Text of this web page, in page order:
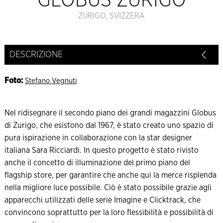
ZURIGO, SVIZZERA
DESCRIZIONE
Foto: Stefano Vegnuti
Nel ridisegnare il secondo piano dei grandi magazzini Globus
di Zurigo, che esistono dal 1967, è stato creato uno spazio di
pura ispirazione in collaborazione con la star designer
italiana Sara Ricciardi. In questo progetto è stato rivisto
anche il concetto di illuminazione del primo piano del
flagship store, per garantire che anche qui la merce risplenda
nella migliore luce possibile. Ciò è stato possibile grazie agli
apparecchi utilizzati delle serie Imagine e Clicktrack, che
convincono soprattutto per la loro flessibilità e possibilità di